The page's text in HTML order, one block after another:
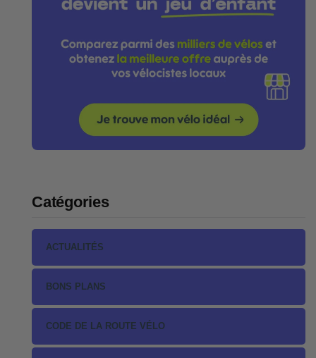
Catégories
ACTUALITÉS
BONS PLANS
CODE DE LA ROUTE VÉLO